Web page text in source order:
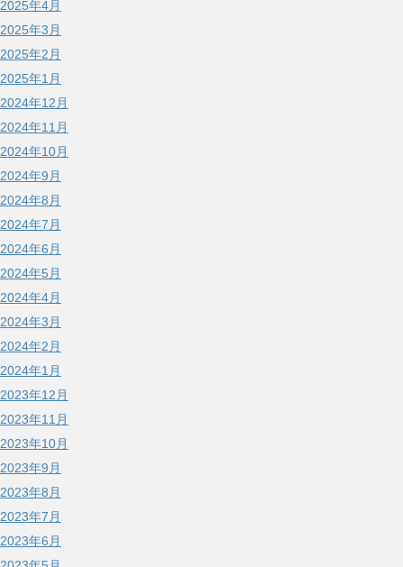
2025年4月
2025年3月
2025年2月
2025年1月
2024年12月
2024年11月
2024年10月
2024年9月
2024年8月
2024年7月
2024年6月
2024年5月
2024年4月
2024年3月
2024年2月
2024年1月
2023年12月
2023年11月
2023年10月
2023年9月
2023年8月
2023年7月
2023年6月